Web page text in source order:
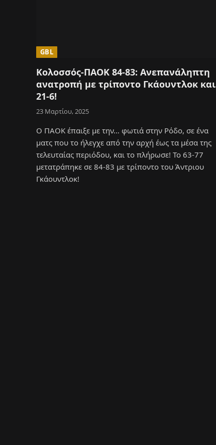
GBL
Κολοσσός-ΠΑΟΚ 84-83: Ανεπανάληπτη
ανατροπή με τρίποντο Γκάουντλοκ και
21-6!
23 Μαρτίου, 2025
Ο ΠΑΟΚ έπαιξε με την… φωτιά στην Ρόδο, σε ένα
ματς που το ήλεγχε από την αρχή έως τα μέσα της
τελευταίας περιόδου, και το πλήρωσε! Το 63-77
μετατράπηκε σε 84-83 με τρίποντο του Άντριου
Γκάουντλοκ!